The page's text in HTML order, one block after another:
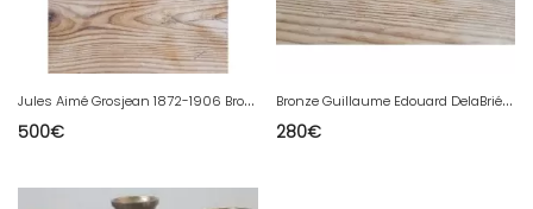
J
ules Aimé Grosjean 1872-1906 Bronze Doré 19 éme Buste De Jeune Femme
500€
B
ronze Guillaume Edouard DelaBriére 1829-1912
280€